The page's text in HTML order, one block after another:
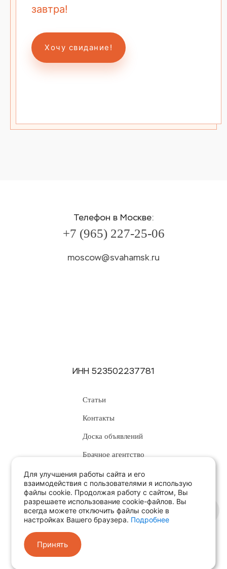
завтра!
Хочу свидание!
Телефон в Москве:
+7 (965) 227-25-06
moscow@svahamsk.ru
ИНН 523502237781
Статьи
Контакты
Доска объявлений
Брачное агентство
Положение о персональных данных
Политика конфиденциальности
Пользовательское соглашение
Политика обработки файлов cookie
Для улучшения работы сайта и его
взаимодействия с пользователями я использую
файлы cookie. Продолжая работу с сайтом, Вы
разрешаете использование cookie-файлов. Вы
всегда можете отключить файлы cookie в
настройках Вашего браузера. Подробнее
Принять